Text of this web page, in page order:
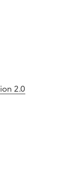
2.0